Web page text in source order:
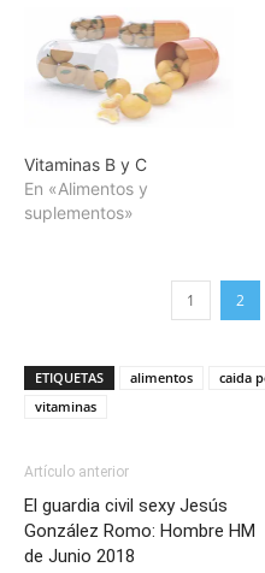
Vitaminas B y C
En «Alimentos y
suplementos»
1 2
ETIQUETAS alimentos caida
vitaminas
Artículo anterior
El guardia civil sexy Jesús
González Romo: Hombre HM
de Junio 2018